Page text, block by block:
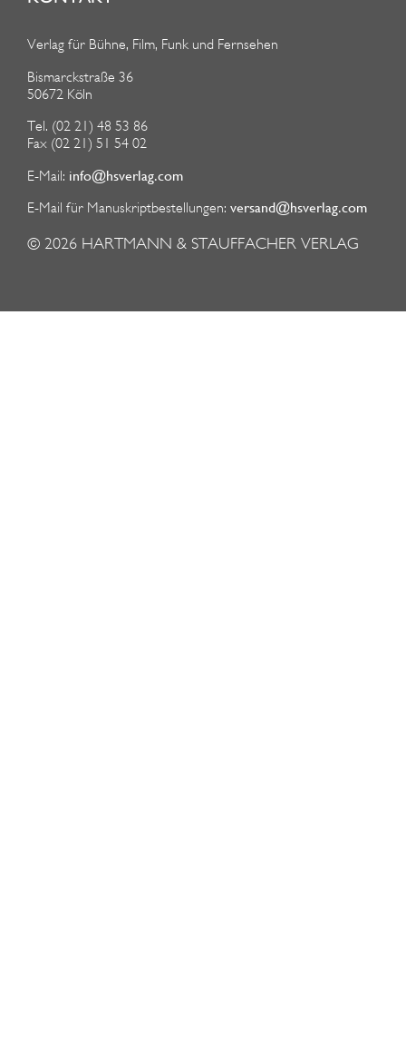
Verlag für Bühne, Film, Funk und Fernsehen
Bismarckstraße 36
50672 Köln
Tel. (02 21) 48 53 86
Fax (02 21) 51 54 02
E-Mail: info@hsverlag.com
E-Mail für Manuskriptbestellungen: versand@hsverlag.com
© 2026 HARTMANN & STAUFFACHER VERLAG